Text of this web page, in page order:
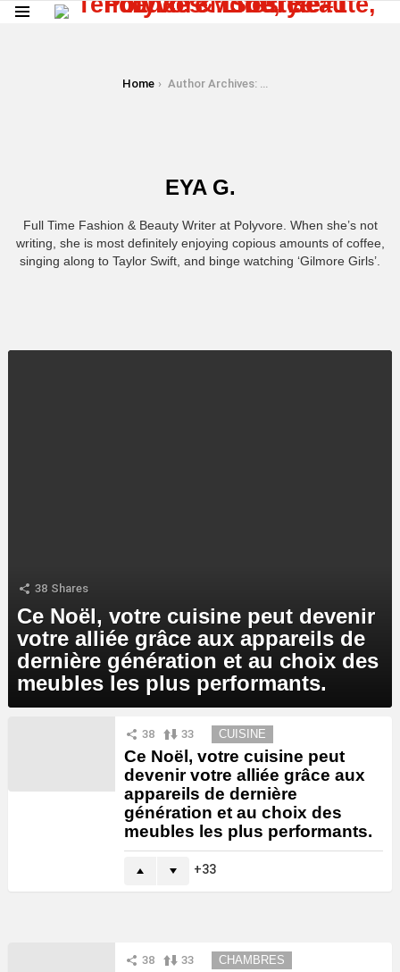
Home Author Archives: Eya G.
EYA G.
Full Time Fashion & Beauty Writer at Polyvore. When she’s not
writing, she is most definitely enjoying copious amounts of coffee,
singing along to Taylor Swift, and binge watching ‘Gilmore Girls’.
38 Shares
Ce Noël, votre cuisine peut devenir
votre alliée grâce aux appareils de
dernière génération et au choix des
meubles les plus performants.
38 33 CUISINE
Ce Noël, votre cuisine peut
devenir votre alliée grâce aux
appareils de dernière
génération et au choix des
meubles les plus performants.
33
38 33 CHAMBRES